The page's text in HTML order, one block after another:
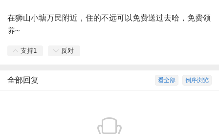
在狮山小塘万民附近，住的不远可以免费送过去哈，免费领
养~
支持1 反对
倒序浏览
看全部
全部回复